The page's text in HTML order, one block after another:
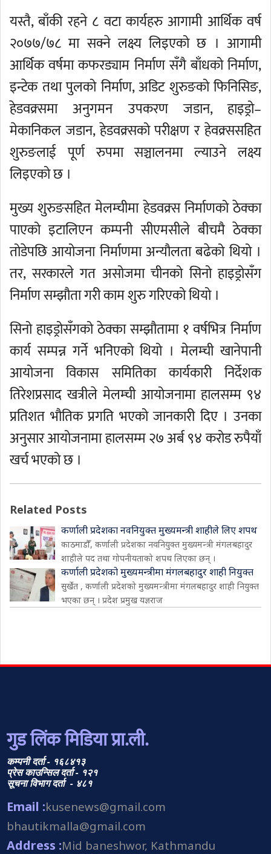
यस्तै, बाँकी रहने ८ वटा कार्यहरु आगामी आर्थिक वर्ष
२०७७/७८ मा सक्ने लक्ष्य लिइएको छ । आगामी
आर्थिक वर्षमा कफरड्याम निर्माण सँगै बाँधको निर्माण,
इन्टेक तथा पुलको निर्माण, अडिट शुरुङको फिनिसिङ,
हेडवक्र्समा अनुगमन उपकरण जडान, हाइड्रो–
मेकानिकल जडान, हेडवक्र्सको परीक्षण र हेवक्र्ससहित
शुरुङलाई पूर्ण रुपमा सञ्चालनमा ल्याउने लक्ष्य
लिइएको छ ।
मुख्य शुरुङसहित मेलम्चीमा हेडवक्र्स निर्माणको ठेक्का
पाएको इटालिएन कम्पनी सीएमसीले बीचमै ठेक्का
तोडेपछि आयोजना निर्माणमा अन्यौलता बढेको थियो ।
तर, सरकारले गत असोजमा चीनको सिनो हाइड्रोसँग
निर्माण सम्झौता गरी काम शुरु गरिएको थियो ।
सिनो हाइड्रोसँगको ठेक्का सम्झौतामा १ वर्षभित्र निर्माण
कार्य सम्पन्न गर्ने भनिएको थियो । मेलम्ची खानेपानी
आयोजना विकास समितिका कार्यकारी निर्देशक
तिरेशप्रसाद खत्रीले मेलम्ची आयोजनामा हालसम्म ९४
प्रतिशत भौतिक प्रगति भएको जानकारी दिए । उनका
अनुसार आयोजनामा हालसम्म २७ अर्ब ९४ करोड रुपैयाँ
खर्च भएको छ ।
Related Posts
कर्णाली प्रदेशका नवनियुक्त मुख्यमन्त्री शाहीले लिए शपथ
काठमाडौँ, कर्णाली प्रदेशका नवनियुक्त मुख्यमन्त्री मंगलबहादुर
शाहीले पद तथा गोपनीयताको शपथ लिएका छन् ।
कर्णाली प्रदेशको मुख्यमन्त्रीमा मंगलबहादुर शाही नियुक्त
सुर्खेत , कर्णाली प्रदेशको मुख्यमन्त्रीमा मंगलबहादुर शाही नियुक्त
भएका छन् । प्रदेश प्रमुख यज्ञराज
गुड लिंक मिडिया प्रा.ली.
कम्पनी दर्ता - १६८४१३
प्रेस काउन्सिल दर्ता - १२१
सूचना विभाग दर्ता - ४८१
Email :kusenews@gmail.com
bhautikmalla@gmail.com
Address :Mid baneshwor, Kathmandu